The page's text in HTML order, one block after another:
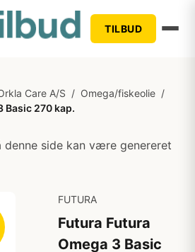
TILBUD
Care A/S / Omega/fiskeolie /
Basic 270 kap.
denne side kan være genereret
FUTURA
Futura Futura
Omega 3 Basic